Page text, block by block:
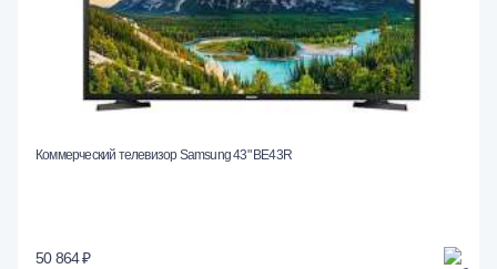
Коммерческий телевизор Samsung 43" BE43R
50 864 ₽